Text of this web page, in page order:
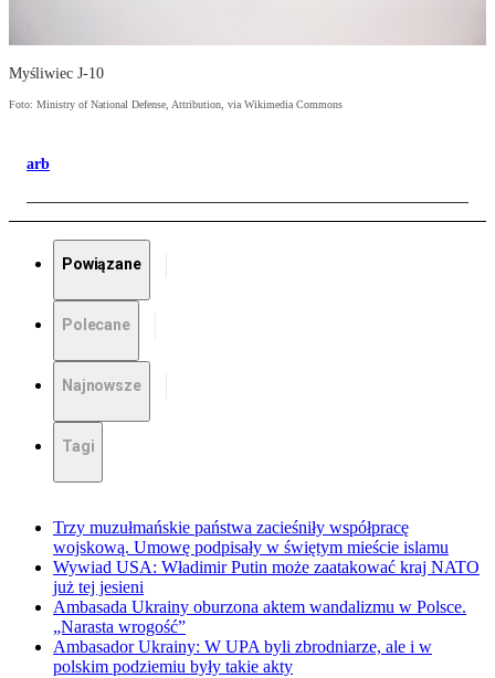
Myśliwiec J-10
Foto: Ministry of National Defense, Attribution, via Wikimedia Commons
arb
Powiązane
Polecane
Najnowsze
Tagi
Trzy muzułmańskie państwa zacieśniły współpracę
wojskową. Umowę podpisały w świętym mieście islamu
Wywiad USA: Władimir Putin może zaatakować kraj NATO
już tej jesieni
Ambasada Ukrainy oburzona aktem wandalizmu w Polsce.
„Narasta wrogość”
Ambasador Ukrainy: W UPA byli zbrodniarze, ale i w
polskim podziemiu były takie akty